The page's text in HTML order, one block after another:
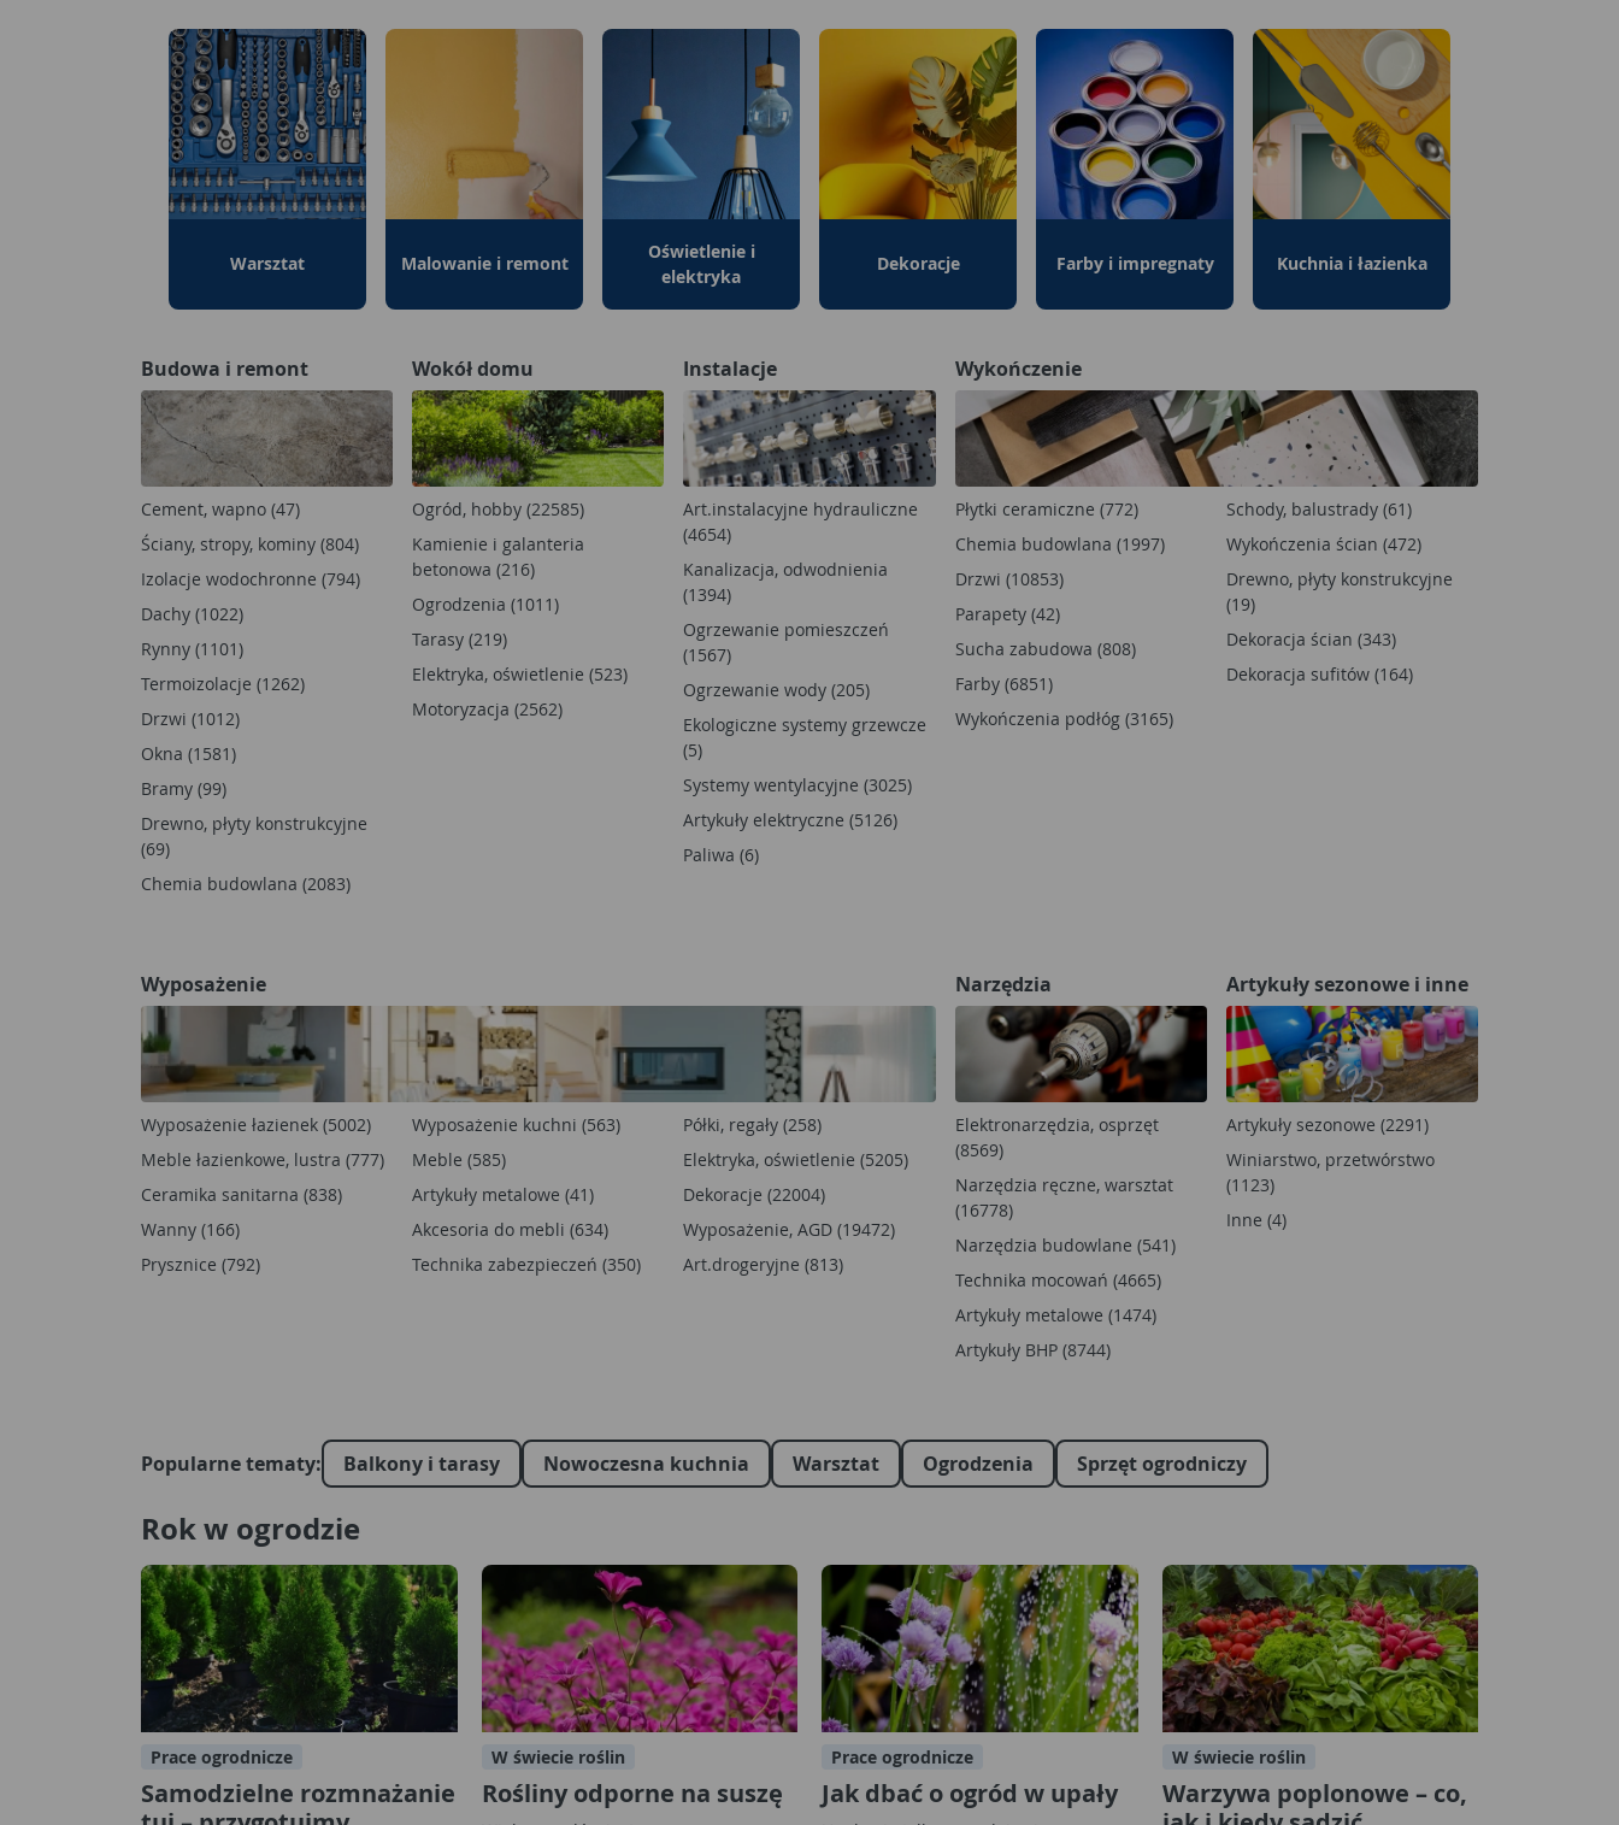
Warsztat Malowanie i remont
Oświetlenie i
elektryka
Dekoracje Farby i impregnaty Kuchnia i łazienka
Budowa i remont
Cement, wapno (47)
Ściany, stropy, kominy (804)
Izolacje wodochronne (794)
Dachy (1022)
Rynny (1101)
Termoizolacje (1262)
Drzwi (1012)
Okna (1581)
Bramy (99)
Drewno, płyty konstrukcyjne
(69)
Chemia budowlana (2083)
Wokół domu
Ogród, hobby (22585)
Kamienie i galanteria
betonowa (216)
Ogrodzenia (1011)
Tarasy (219)
Elektryka, oświetlenie (523)
Motoryzacja (2562)
Instalacje
Art.instalacyjne hydrauliczne
(4654)
Kanalizacja, odwodnienia
(1394)
Ogrzewanie pomieszczeń
(1567)
Ogrzewanie wody (205)
Ekologiczne systemy grzewcze
(5)
Systemy wentylacyjne (3025)
Artykuły elektryczne (5126)
Paliwa (6)
Wykończenie
Płytki ceramiczne (772)
Chemia budowlana (1997)
Drzwi (10853)
Parapety (42)
Sucha zabudowa (808)
Farby (6851)
Wykończenia podłóg (3165)
Schody, balustrady (61)
Wykończenia ścian (472)
Drewno, płyty konstrukcyjne
(19)
Dekoracja ścian (343)
Dekoracja sufitów (164)
Wyposażenie
Wyposażenie łazienek (5002)
Meble łazienkowe, lustra (777)
Ceramika sanitarna (838)
Wanny (166)
Prysznice (792)
Wyposażenie kuchni (563)
Meble (585)
Artykuły metalowe (41)
Akcesoria do mebli (634)
Technika zabezpieczeń (350)
Półki, regały (258)
Elektryka, oświetlenie (5205)
Dekoracje (22004)
Wyposażenie, AGD (19472)
Art.drogeryjne (813)
Narzędzia
Elektronarzędzia, osprzęt
(8569)
Narzędzia ręczne, warsztat
(16778)
Narzędzia budowlane (541)
Technika mocowań (4665)
Artykuły metalowe (1474)
Artykuły BHP (8744)
Artykuły sezonowe i inne
Artykuły sezonowe (2291)
Winiarstwo, przetwórstwo
(1123)
Inne (4)
Popularne tematy: Balkony i tarasy Nowoczesna kuchnia Warsztat Ogrodzenia Sprzęt ogrodniczy
Rok w ogrodzie
Prace ogrodnicze
Samodzielne rozmnażanie
W świecie roślin
Rośliny odporne na suszę
Prace ogrodnicze
Jak dbać o ogród w upały
W świecie roślin
Warzywa poplonowe – co,